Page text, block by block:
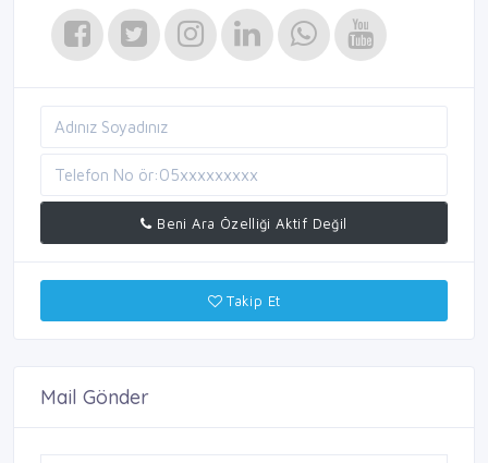
Beni Ara Özelliği Aktif Değil
Takip Et
Mail Gönder